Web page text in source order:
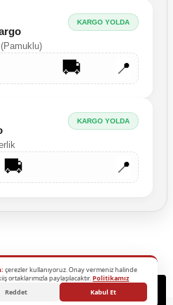
KARGO YOLDA
📍
KARGO YOLDA
📍
çerezler kullanıyoruz. Onay vermeniz halinde
ortaklarımızla paylaşılacaktır.Politikamız
Reddet Kabul Et
Tüm Hakları Saklıdır.